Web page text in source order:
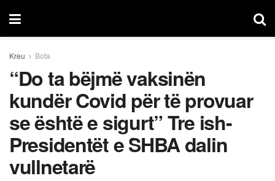
Kreu Bota
“Do ta bëjmë vaksinën
kundër Covid për të provuar
se është e sigurt” Tre ish-
Presidentët e SHBA dalin
vullnetarë